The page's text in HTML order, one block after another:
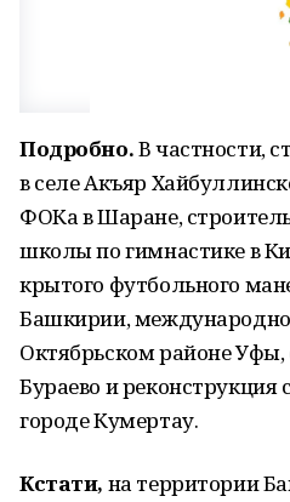
Подробно.В частности,
в селе Акъяр
ФОКа в Шаране,
школы по гимнастике в
крытого футбольного
Башкирии,
Октябрьском районе
Бураево и реконструкция
городе Кумертау.
Кстати, на территории